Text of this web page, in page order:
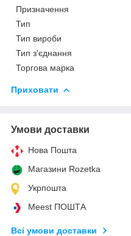
Призначення
Тип
Тип вироби
Тип з'єднання
Торгова марка
Приховати
Умови доставки
Нова Пошта
Магазини Rozetka
Укрпошта
Meest ПОШТА
Всі умови доставки